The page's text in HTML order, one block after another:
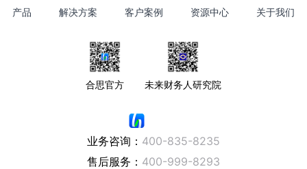
产品 解决方案 客户案例 资源中心 关于我们
合思官方 未来财务人研究院
业务咨询： 400-835-8235
售后服务： 400-999-8293